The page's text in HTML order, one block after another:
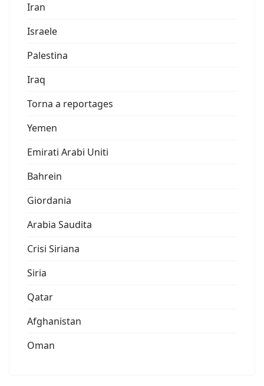
Iran
Israele
Palestina
Iraq
Torna a reportages
Yemen
Emirati Arabi Uniti
Bahrein
Giordania
Arabia Saudita
Crisi Siriana
Siria
Qatar
Afghanistan
Oman